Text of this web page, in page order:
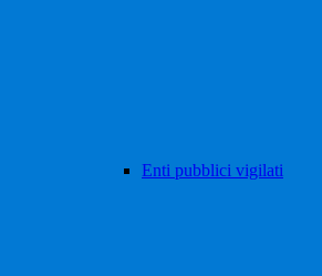
Enti pubblici vigilati